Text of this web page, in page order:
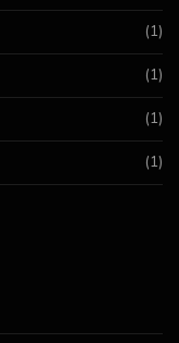
(1)
(1)
(1)
(1)